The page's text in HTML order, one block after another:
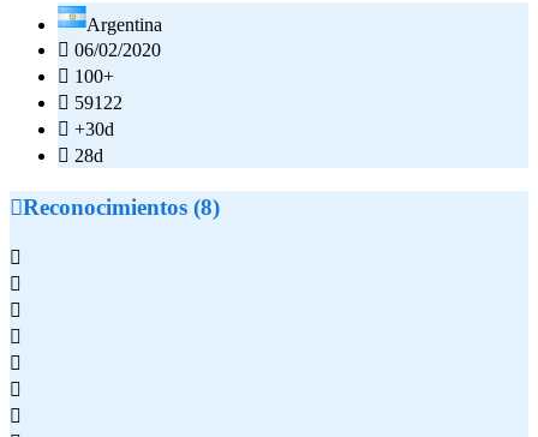
Argentina
 06/02/2020
 100+
 59122
 +30d
 28d
Reconocimientos (8)






